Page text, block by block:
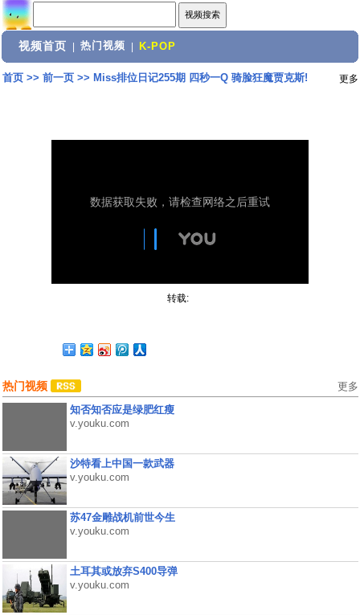
视频首页 热门视频 K-POP
首页>> 前一页>> Miss排位日记255期 四秒一Q 骑脸狂魔贾克斯! 更多
转载:
热门视频 更多
知否知否应是绿肥红瘦
v.youku.com
沙特看上中国一款武器
v.youku.com
苏47金雕战机前世今生
v.youku.com
土耳其或放弃S400导弹
v.youku.com